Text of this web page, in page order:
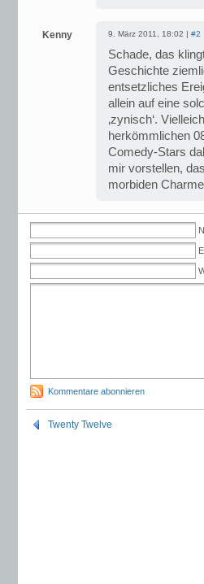
Kenny 9. März 2011, 18:02 | #2
Schade, das
Geschichte
entsetzliches
allein auf eine
‚zynisch‘.
herkömmlichen
Comedy-Stars
mir vorstellen,
morbiden
Kommentare abonnieren
Twenty Twelve